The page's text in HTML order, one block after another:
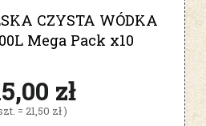
CZYSTA WÓDKA
Mega Pack x10
zł
= 21,50 zł )